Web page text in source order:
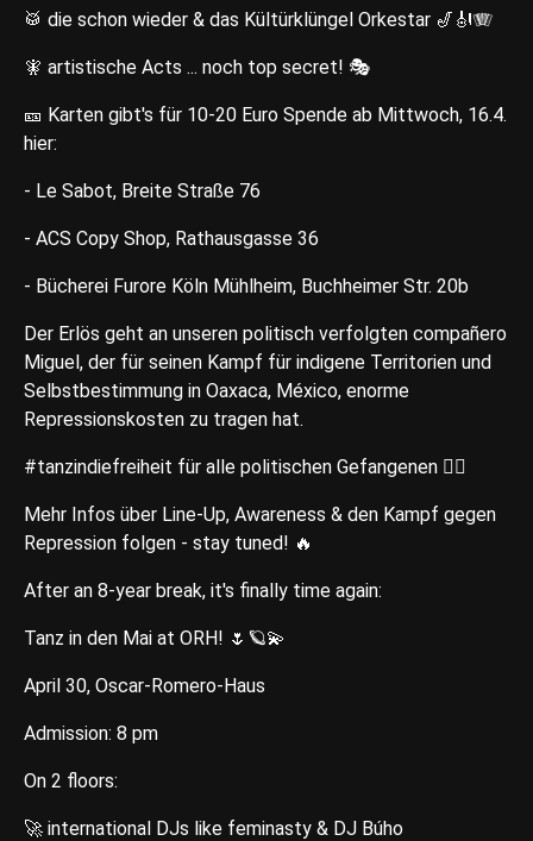
🥁 die schon wieder & das Kültürklüngel Orkestar 🎷🎻🪗
🧚 artistische Acts ... noch top secret! 🎭
🎫 Karten gibt's für 10-20 Euro Spende ab Mittwoch, 16.4.
hier:
- Le Sabot, Breite Straße 76
- ACS Copy Shop, Rathausgasse 36
- Bücherei Furore Köln Mühlheim, Buchheimer Str. 20b
Der Erlös geht an unseren politisch verfolgten compañero
Miguel, der für seinen Kampf für indigene Territorien und
Selbstbestimmung in Oaxaca, México, enorme
Repressionskosten zu tragen hat.
#tanzindiefreiheit für alle politischen Gefangenen ⛓️‍💥
Mehr Infos über Line-Up, Awareness & den Kampf gegen
Repression folgen - stay tuned! 🔥
After an 8-year break, it's finally time again:
Tanz in den Mai at ORH! 🌷🪐💫
April 30, Oscar-Romero-Haus
Admission: 8 pm
On 2 floors:
🚀 international DJs like feminasty & DJ Búho